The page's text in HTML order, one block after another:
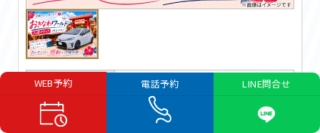
車型
アクア、ヤリス、ルーミー、CX-3など
排気量
定員
WEB予約 電話予約 LINE問合せ